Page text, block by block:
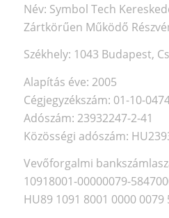
Név: Symbol Tech
Zártkörűen Működő
Székhely: 1043 Budapest,
Alapítás éve: 2005
Cégjegyzékszám: 01-10-
Adószám: 23932247-2-41
Közösségi adószám:
Vevőforgalmi
10918001-00000079-
HU89 1091 8001 0000 0079